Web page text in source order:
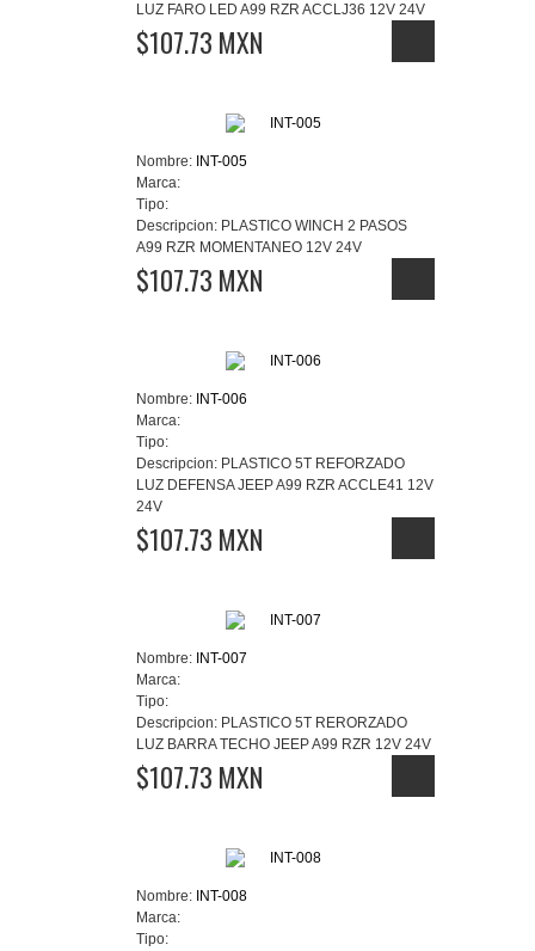
LUZ FARO LED A99 RZR ACCLJ36 12V 24V
$107.73 MXN
Nombre: INT-005
Marca:
Tipo:
Descripcion: PLASTICO WINCH 2 PASOS
A99 RZR MOMENTANEO 12V 24V
$107.73 MXN
Nombre: INT-006
Marca:
Tipo:
Descripcion: PLASTICO 5T REFORZADO
LUZ DEFENSA JEEP A99 RZR ACCLE41 12V
24V
$107.73 MXN
Nombre: INT-007
Marca:
Tipo:
Descripcion: PLASTICO 5T RERORZADO
LUZ BARRA TECHO JEEP A99 RZR 12V 24V
$107.73 MXN
Nombre: INT-008
Marca:
Tipo: